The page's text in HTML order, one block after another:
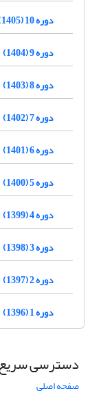
دوره 10 (1405)
دوره 9 (1404)
دوره 8 (1403)
دوره 7 (1402)
دوره 6 (1401)
دوره 5 (1400)
دوره 4 (1399)
دوره 3 (1398)
دوره 2 (1397)
دوره 1 (1396)
دسترسی
صفحه اصلی